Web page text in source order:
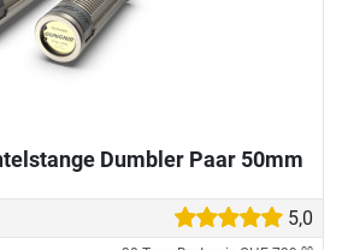
Dumbler Paar 50mm
5,0